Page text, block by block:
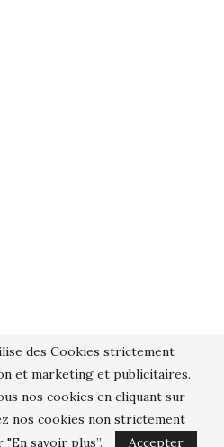
des Cookies strictement
et marketing et publicitaires.
nos cookies en cliquant sur
nos cookies non strictement
savoir plus”.
Accepter